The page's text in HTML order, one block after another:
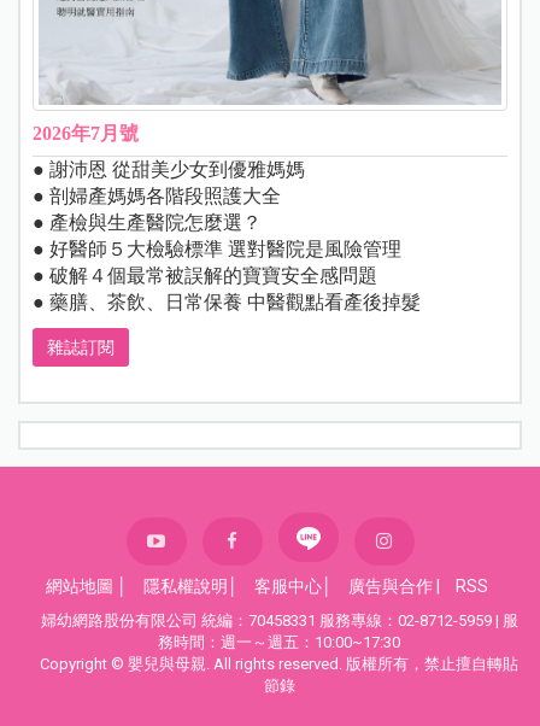
2026年7月號
● 謝沛恩 從甜美少女到優雅媽媽
● 剖婦產媽媽各階段照護大全
● 產檢與生產醫院怎麼選？
● 好醫師５大檢驗標準 選對醫院是風險管理
● 破解４個最常被誤解的寶寶安全感問題
● 藥膳、茶飲、日常保養 中醫觀點看產後掉髮
雜誌訂閱
網站地圖 隱私權說明 客服中心 廣告與合作 RSS
婦幼網路股份有限公司 統編：70458331 服務專線：02-8712-5959 | 服
務時間：週一～週五：10:00~17:30
Copyright © 嬰兒與母親. All rights reserved. 版權所有，禁止擅自轉貼
節錄